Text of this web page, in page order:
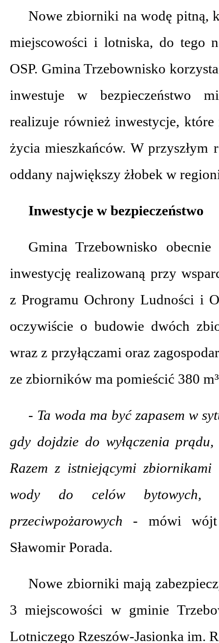
Nowe zbiorniki na wodę pitną,
miejscowości i lotniska, do tego
OSP. Gmina Trzebownisko
inwestuje w bezpieczeństwo
realizuje również inwestycje,
życia mieszkańców. W przyszłym
oddany największy żłobek w
Inwestycje w bezpieczeństwo
Gmina Trzebownisko
inwestycję realizowaną przy
z Programu Ochrony Ludności i
oczywiście o budowie dwóch
wraz z przyłączami oraz
ze zbiorników ma pomieścić 380
- Ta woda ma być zapasem w
gdy dojdzie do wyłączenia
Razem z istniejącymi
wody do celów
przeciwpożarowych - mówi
Sławomir Porada.
Nowe zbiorniki mają
3 miejscowości w gminie
Lotniczego Rzeszów-Jasionka im.